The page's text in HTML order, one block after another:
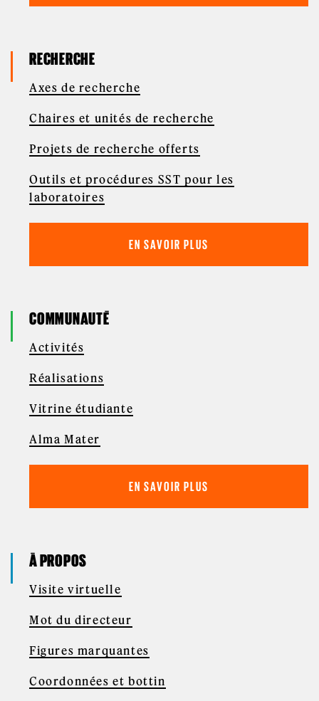
RECHERCHE
Axes de recherche
Chaires et unités de recherche
Projets de recherche offerts
Outils et procédures SST pour les
laboratoires
EN SAVOIR PLUS
COMMUNAUTÉ
Activités
Réalisations
Vitrine étudiante
Alma Mater
EN SAVOIR PLUS
À PROPOS
Visite virtuelle
Mot du directeur
Figures marquantes
Coordonnées et bottin